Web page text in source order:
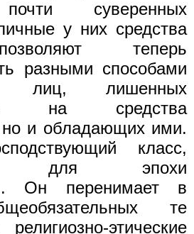
суверенных
у них средства
теперь
разными способами
лиц, лишенных
на средства
но и обладающих ими.
класс,
для эпохи
Он перенимает в
те
этические